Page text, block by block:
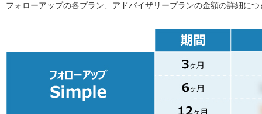
フォローアップの各プラン、アドバイザリープランの金額の詳細に